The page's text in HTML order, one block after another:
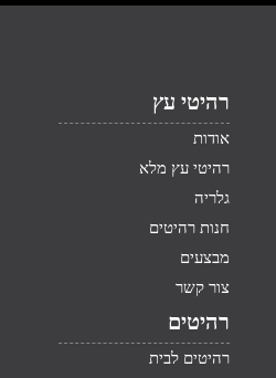
רהיטי עץ
אודות
רהיטי עץ מלא
גלריה
חנות רהיטים
מבצעים
צור קשר
רהיטים
רהיטים לבית